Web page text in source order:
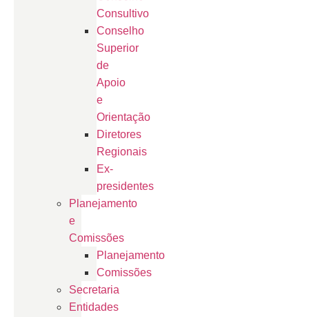
Consultivo
Conselho
Superior
de
Apoio
e
Orientação
Diretores
Regionais
Ex-
presidentes
Planejamento
e
Comissões
Planejamento
Comissões
Secretaria
Entidades